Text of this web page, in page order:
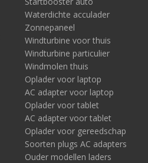
Waterdichte acculader
Zonnepaneel
Windturbine voor thuis
Windturbine particulier
Windmolen thuis
Oplader voor laptop
AC adapter voor laptop
Oplader voor tablet
AC adapter voor tablet
Oplader voor gereedschap
Soorten plugs AC adapters
Ouder modellen laders